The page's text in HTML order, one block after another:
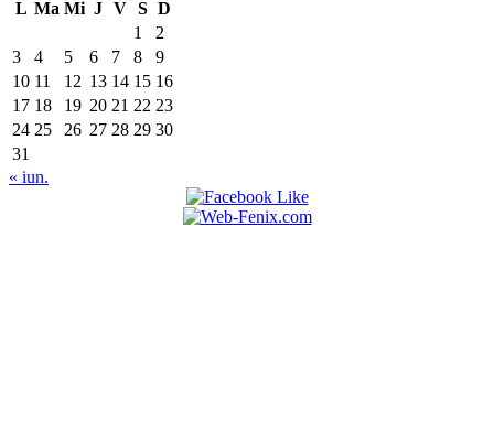
L Ma Mi J V S D
1
2
3
4 5 6 7 8
9
10 11 12 13 14 15 16
17 18 19 20 21 22 23
24 25 26 27 28 29 30
31
« iun.